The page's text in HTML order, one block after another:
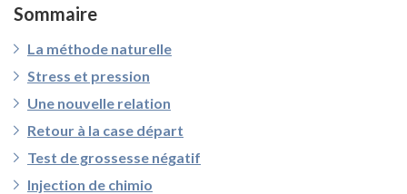
Sommaire
La méthode naturelle
Stress et pression
Une nouvelle relation
Retour à la case départ
Test de grossesse négatif
Injection de chimio